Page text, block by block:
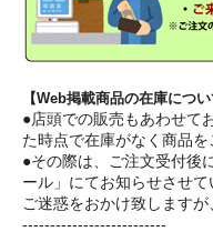
【Web掲載商品の在庫につい
●店頭での販売もあわせて
た時点で在庫がなく商品を
●その際は、ご注文受付後
ール」にてお知らせさせて
ご迷惑をおかけ致しますが
--------------------------